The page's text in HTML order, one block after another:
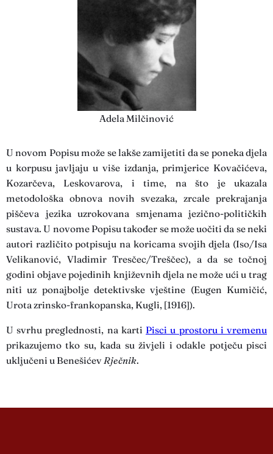
Adela Milčinović
U novom Popisu može se lakše zamijetiti da se poneka djela
u korpusu javljaju u više izdanja, primjerice Kovačićeva,
Kozarčeva, Leskovarova, i time, na što je ukazala
metodološka obnova novih svezaka, zrcale prekrajanja
piščeva jezika uzrokovana smjenama jezično-političkih
sustava. U novome Popisu također se može uočiti da se neki
autori različito potpisuju na koricama svojih djela (Iso/Isa
Velikanović, Vladimir Tresčec/Treščec), a da se točnoj
godini objave pojedinih književnih djela ne može ući u trag
niti uz ponajbolje detektivske vještine (Eugen Kumičić,
Urota zrinsko-frankopanska, Kugli, [1916]).
U svrhu preglednosti, na karti Pisci u prostoru i vremenu
prikazujemo tko su, kada su živjeli i odakle potječu pisci
uključeni u Benešićev Rječnik.